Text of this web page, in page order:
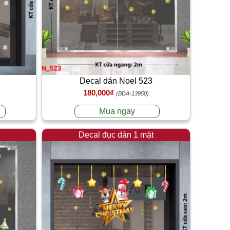
Decal dán Noel 523
180,000₫ (BDA-13950)
Mua ngay
Decal đục dán 1 mặt